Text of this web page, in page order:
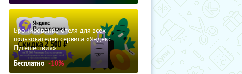
Бронирование отеля для всех
пользователей сервиса «Яндекс
Путешествия»
Бесплатно -10%